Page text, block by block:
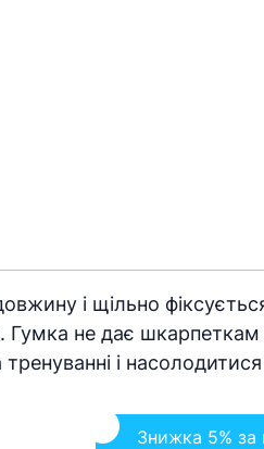
і щільно
Гумка не дає
і
Знижка 5%